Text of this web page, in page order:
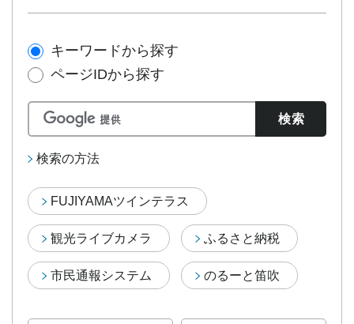
キーワードから探す
ページIDから探す
検索の方法
FUJIYAMAツインテラス
観光ライブカメラ ふるさと納税
市民通報システム のるーと笛吹